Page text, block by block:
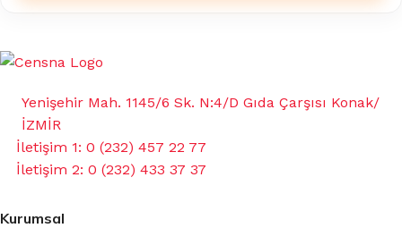
Yenişehir Mah. 1145/6 Sk. N:4/D Gıda Çarşısı Konak/
İZMİR
İletişim 1: 0 (232) 457 22 77
İletişim 2: 0 (232) 433 37 37
Kurumsal